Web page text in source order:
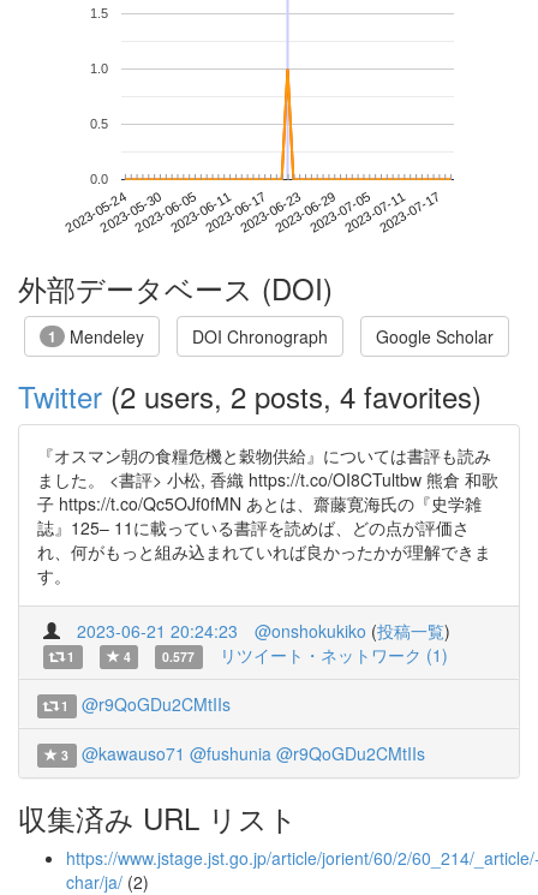
2023-05-242023-05-302023-06-052023-06-112023-06-172023-06-232023-06-292023-07-052023-07-112023-07-17
0.0
0.5
1.0
1.5
外部データベース (DOI)
1 Mendeley DOI Chronograph Google Scholar
Twitter (2 users, 2 posts, 4 favorites)
『オスマン朝の食糧危機と穀物供給』については書評も読み
ました。 <書評> 小松, 香織 https://t.co/OI8CTultbw 熊倉 和歌
子 https://t.co/Qc5OJf0fMN あとは、齋藤寛海氏の『史学雑
誌』125– 11に載っている書評を読めば、どの点が評価さ
れ、何がもっと組み込まれていれば良かったかが理解できま
す。
2023-06-21 20:24:23 @onshokukiko (投稿一覧)
1 4 0.577 リツイート・ネットワーク (1)
1 @r9QoGDu2CMtIIs
3 @kawauso71 @fushunia @r9QoGDu2CMtIIs
収集済み URL リスト
https://www.jstage.jst.go.jp/article/jorient/60/2/60_214/
char/ja/ (2)